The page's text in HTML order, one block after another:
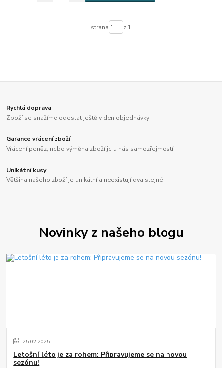
strana z 1
Rychlá doprava
Zboží se snažíme odeslat ještě v den objednávky!
Garance vrácení zboží
Vrácení peněz, nebo výměna zboží je u nás samozřejmostí!
Unikátní kusy
Většina našeho zboží je unikátní a neexistují dva stejné!
Novinky z našeho blogu
25.02.2025
Letošní léto je za rohem: Připravujeme se na novou
sezónu!